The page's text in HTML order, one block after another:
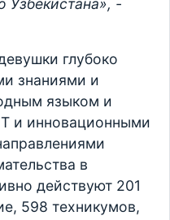
Узбекистана», -
глубоко
знаниями и
языком и
и инновационными
в
действуют 201
598 техникумов,